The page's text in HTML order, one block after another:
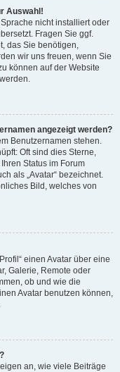
Auswahl!
nicht installiert oder
Fragen Sie ggf.
das Sie benötigen,
wir uns freuen, wenn Sie
können auf der Website
angezeigt werden?
Benutzernamen stehen.
Oft sind dies Sterne,
Status im Forum
als „Avatar“ bezeichnet.
Bild, welches von
einen Avatar über eine
Galerie, Remote oder
ob und wie die
Avatar benutzen können,
an, wie viele Beiträge